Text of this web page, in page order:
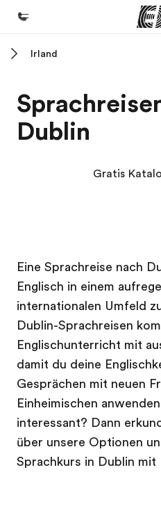
Programme
Alle Programme ansehen
Karriere
Teil des Teams werden
Irland
Dublin
Gratis
Eine Sprachreise nach
Englisch in einem
internationalen Umfeld
Dublin-Sprachreisen
Englischunterricht mit
damit du deine
Gesprächen mit neuen
Einheimischen
interessant? Dann
über unsere Optionen
Sprachkurs in Dublin mit